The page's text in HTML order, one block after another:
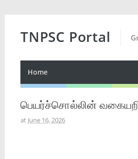
TNPSC Portal
Home
பெயர்ச்சொல்லின்
at June 16, 2026